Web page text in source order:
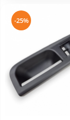
Organizatoare Auto
-25%